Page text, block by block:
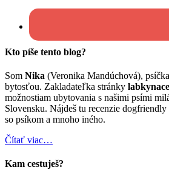
Kto píše tento blog?
Som Nika (Veronika Mandúchová),
bytosťou. Zakladateľka stránky
možnostiam ubytovania s našimi psími
Slovensku. Nájdeš tu recenzie
so psíkom a mnoho iného.
Čítať viac…
Kam cestuješ?